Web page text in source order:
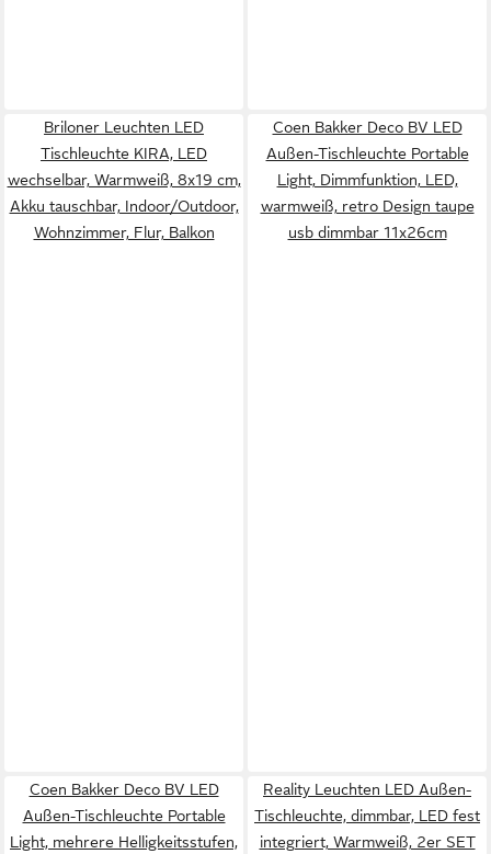
Briloner Leuchten LED
Tischleuchte KIRA, LED
wechselbar, Warmweiß, 8x19 cm,
Akku tauschbar, Indoor/Outdoor,
Wohnzimmer, Flur, Balkon
Coen Bakker Deco BV LED
Außen-Tischleuchte Portable
Light, Dimmfunktion, LED,
warmweiß, retro Design taupe
usb dimmbar 11x26cm
Coen Bakker Deco BV LED
Außen-Tischleuchte Portable
Light, mehrere Helligkeitsstufen,
Reality Leuchten LED Außen-
Tischleuchte, dimmbar, LED fest
integriert, Warmweiß, 2er SET